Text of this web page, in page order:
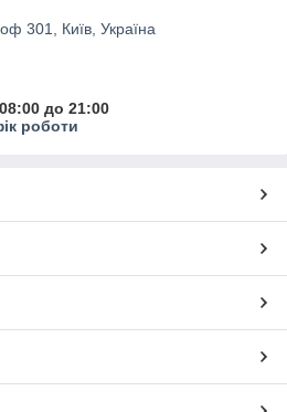
301, Київ, Україна
до 21:00
роботи